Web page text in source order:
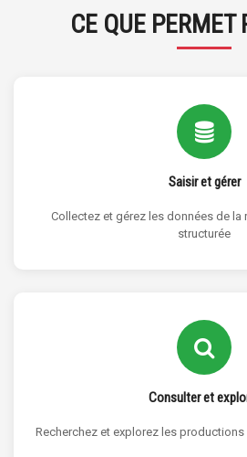
CE QUE PERMET
Saisir et gérer
Collectez et gérez les données de la
structurée
Consulter et
Recherchez et explorez les